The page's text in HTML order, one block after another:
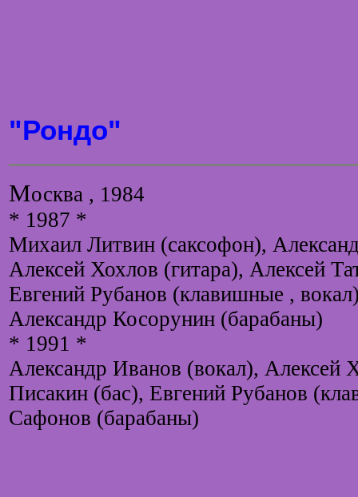
"Рондо"
Москва , 1984
* 1987 *
Михаил Литвин (саксофон),
Алексей Хохлов (гитара), Алексей
Евгений Рубанов (клавишные ,
Александр Косорунин (барабаны)
* 1991 *
Александр Иванов (вокал), Алексей
Писакин (бас), Евгений Рубанов
Сафонов (барабаны)